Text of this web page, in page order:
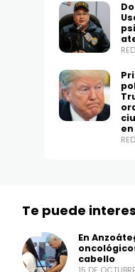
en
Te puede
En
cabello